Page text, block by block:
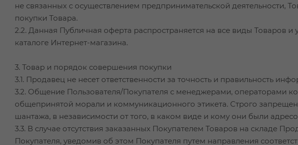
не связанных с осуществлением предпринимательской деятельности,
покупки Товара.
2.2. Данная Публичная оферта распространяется на все виды Товаров
каталоге Интернет-магазина.
3. Товар и порядок совершения покупки
3.1. Продавец не несет ответственности за точность и правильность
3.2. Общение Пользователя/Покупателя с менеджерами, операторами
общепринятой морали и коммуникационного этикета. Строго
шантажа, в независимости от того, в каком виде и кому они были
3.3. В случае отсутствия заказанных Покупателем Товаров на складе
Покупателя, уведомив об этом Покупателя путем направления